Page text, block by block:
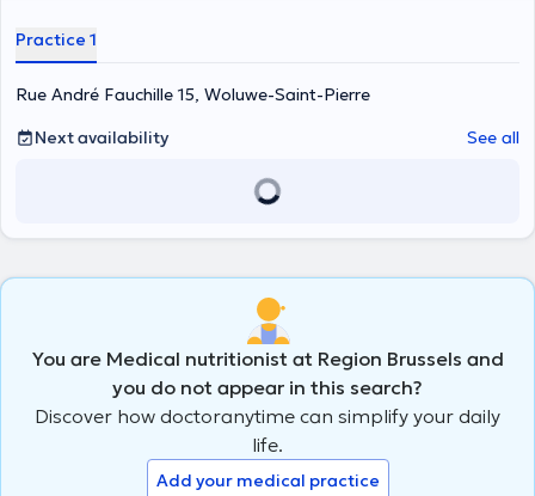
Practice 1
Rue André Fauchille 15, Woluwe-Saint-Pierre
Next availability
See all
You are Medical nutritionist at Region Brussels and
you do not appear in this search?
Discover how doctoranytime can simplify your daily
life.
Add your medical practice